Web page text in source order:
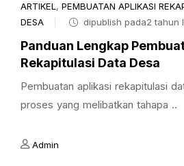
ARTIKEL , PEMBUATAN APLIKASI
DESA
dipublish pada2 tahun
Panduan Lengkap
Rekapitulasi Data Desa
Pembuatan aplikasi rekapitulasi
proses yang melibatkan tahapa ..
Admin